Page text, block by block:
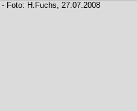
- Foto: H.Fuchs, 27.07.2008